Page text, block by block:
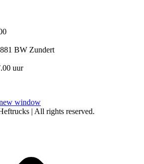
BW Zundert
uur
window
| All rights reserved.